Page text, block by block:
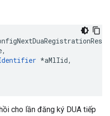
,
*aMlIid,
cho lần đăng ký DUA tiếp